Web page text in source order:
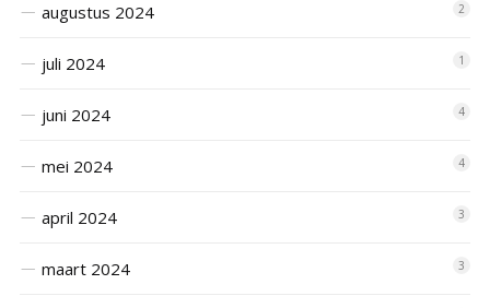
augustus 2024 2
juli 2024 1
juni 2024 4
mei 2024 4
april 2024 3
maart 2024 3